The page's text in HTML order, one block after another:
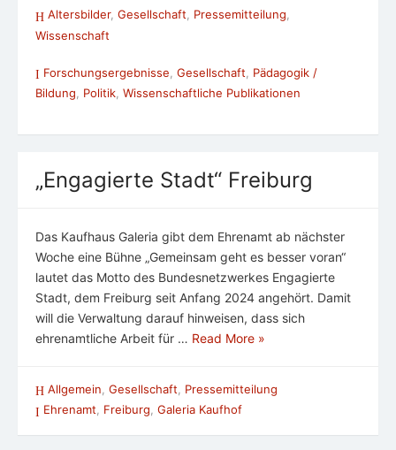
Altersbilder, Gesellschaft, Pressemitteilung,
Wissenschaft
Forschungsergebnisse Gesellschaft
Pädagogik /
Bildung
Politik Wissenschaftliche Publikationen
„Engagierte Stadt“ Freiburg
Das Kaufhaus Galeria gibt dem Ehrenamt ab nächster
Woche eine Bühne „Gemeinsam geht es besser voran“
lautet das Motto des Bundesnetzwerkes Engagierte
Stadt, dem Freiburg seit Anfang 2024 angehört. Damit
will die Verwaltung darauf hinweisen, dass sich
ehrenamtliche Arbeit für … Read More »
Allgemein Gesellschaft
Pressemitteilung
Ehrenamt, Freiburg, Galeria Kaufhof